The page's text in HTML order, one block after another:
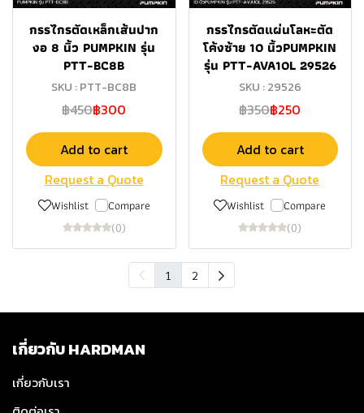
กรรไกรตัดเหล็กเส้นปาก
งอ 8 นิ้ว PUMPKIN รุ่น
PTT-BC8B
SKU : PTT-BC8B
฿450฿300
Add to cart
Request a Quote
Wishlist Compare
(0)
กรรไกรตัดแผ่นโลหะตัด
โค้งซ้าย 10 นิ้วPUMPKIN
รุ่น PTT-AVA10L 29526
SKU : 29526
฿350฿250
Add to cart
Request a Quote
Wishlist Compare
(0)
1 2
เกี่ยวกับ HARDMAN
เกี่ยวกับเรา